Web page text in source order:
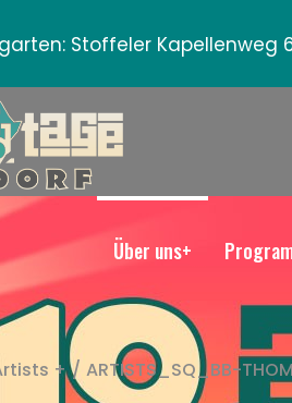
Stoffeler Kapellenweg
Über uns+
+ / ARTISTS_SQ_BB-